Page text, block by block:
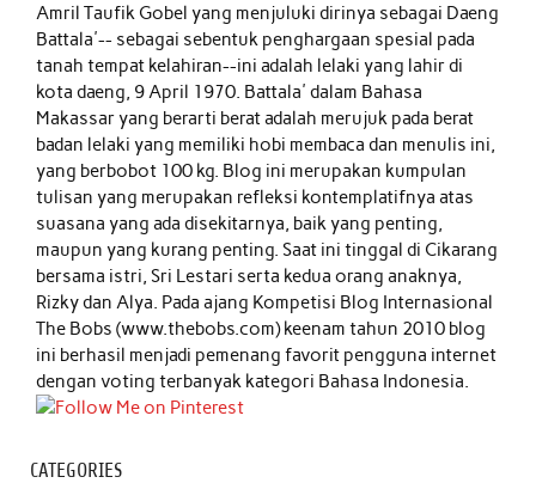
Amril Taufik Gobelyang menjuluki dirinya sebagai Daeng
Battala'-- sebagai sebentuk penghargaan spesial pada
tanah tempat kelahiran--ini adalah lelaki yang lahir di
kota daeng, 9 April 1970. Battala' dalam Bahasa
Makassar yang berarti berat adalah merujuk pada berat
badan lelaki yang memiliki hobi membaca dan menulis ini,
yang berbobot 100 kg. Blog ini merupakan kumpulan
tulisan yang merupakan refleksi kontemplatifnya atas
suasana yang ada disekitarnya, baik yang penting,
maupun yang kurang penting. Saat ini tinggal di Cikarang
bersama istri, Sri Lestari serta kedua orang anaknya,
Rizky dan Alya. Pada ajang Kompetisi Blog Internasional
The Bobs (www.thebobs.com) keenam tahun 2010 blog
ini berhasil menjadi pemenang favorit pengguna internet
dengan voting terbanyak kategori Bahasa Indonesia.
CATEGORIES